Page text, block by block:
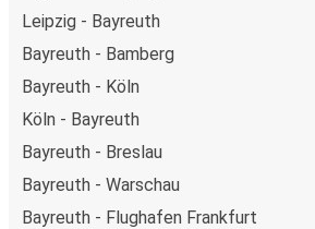
Leipzig - Bayreuth
Bayreuth - Bamberg
Bayreuth - Köln
Köln - Bayreuth
Bayreuth - Breslau
Bayreuth - Warschau
Bayreuth - Flughafen Frankfurt